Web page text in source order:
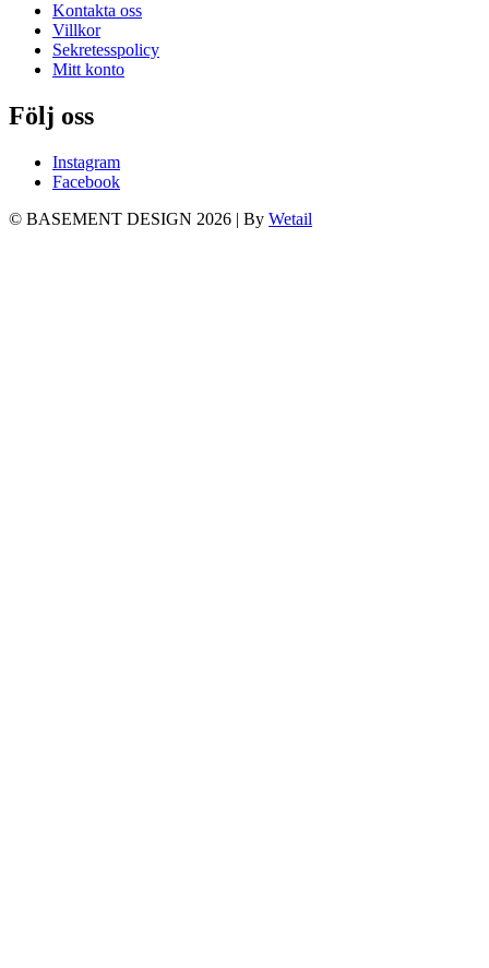
Kontakta oss
Villkor
Sekretesspolicy
Mitt konto
Följ oss
Instagram
Facebook
© BASEMENT DESIGN 2026 | By Wetail